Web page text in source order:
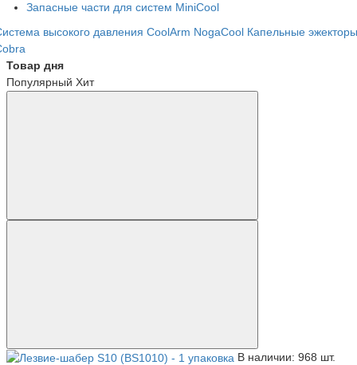
Запасные части для систем MiniCool
высокого давления CoolArm NogaCool Капельные эжекторы
Товар дня
Популярный Хит
В наличии: 968 шт.